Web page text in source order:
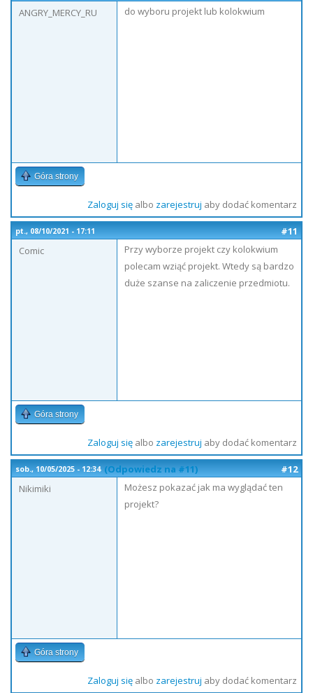
ANGRY_MERCY_RU
do wyboru projekt lub kolokwium
Góra strony
Zaloguj sięalbo zarejestruj aby dodać komentarz
pt., 08/10/2021 - 17:11
#11
Comic
Przy wyborze projekt czy kolokwium
polecam wziąć projekt. Wtedy są bardzo
duże szanse na zaliczenie przedmiotu.
Góra strony
Zaloguj sięalbo zarejestruj aby dodać komentarz
sob., 10/05/2025 - 12:34 (Odpowiedz na #11)
#12
Nikimiki
Możesz pokazać jak ma wyglądać ten
projekt?
Góra strony
Zaloguj sięalbo zarejestruj aby dodać komentarz